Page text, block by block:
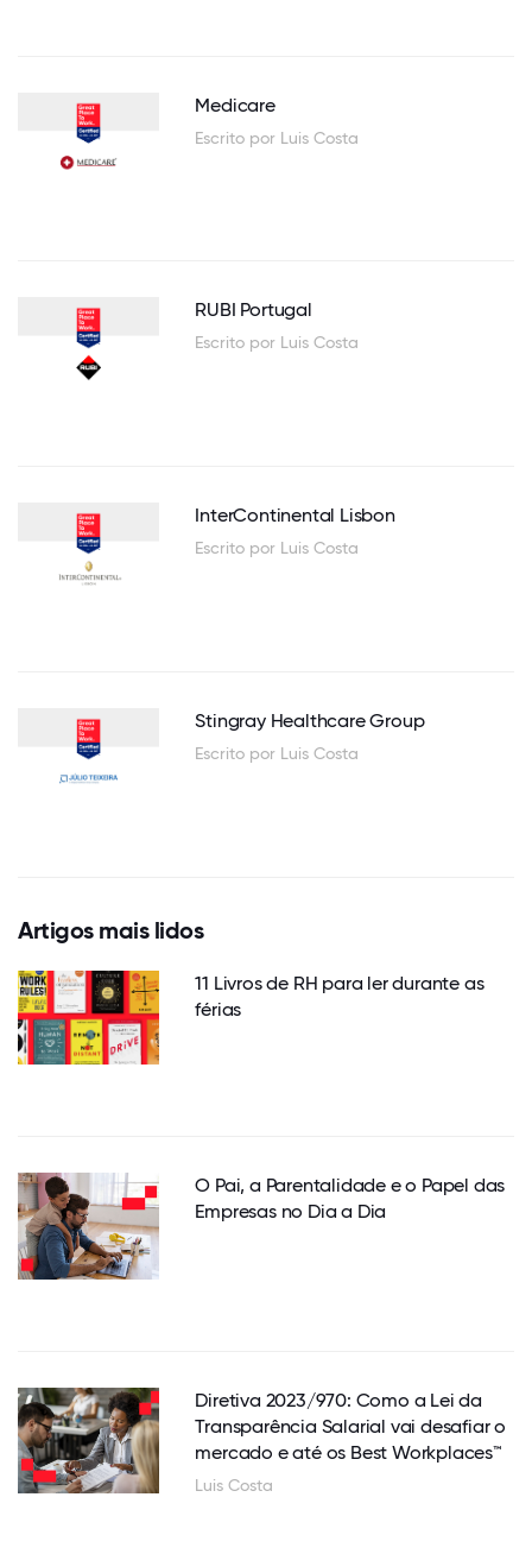
Medicare
Escrito por Luis Costa
RUBI Portugal
Escrito por Luis Costa
InterContinental Lisbon
Escrito por Luis Costa
Stingray Healthcare Group
Escrito por Luis Costa
Artigos mais lidos
11 Livros de RH para ler durante as
férias
O Pai, a Parentalidade e o Papel das
Empresas no Dia a Dia
Diretiva 2023/970: Como a Lei da
Transparência Salarial vai desafiar o
mercado e até os Best Workplaces™
Luis Costa